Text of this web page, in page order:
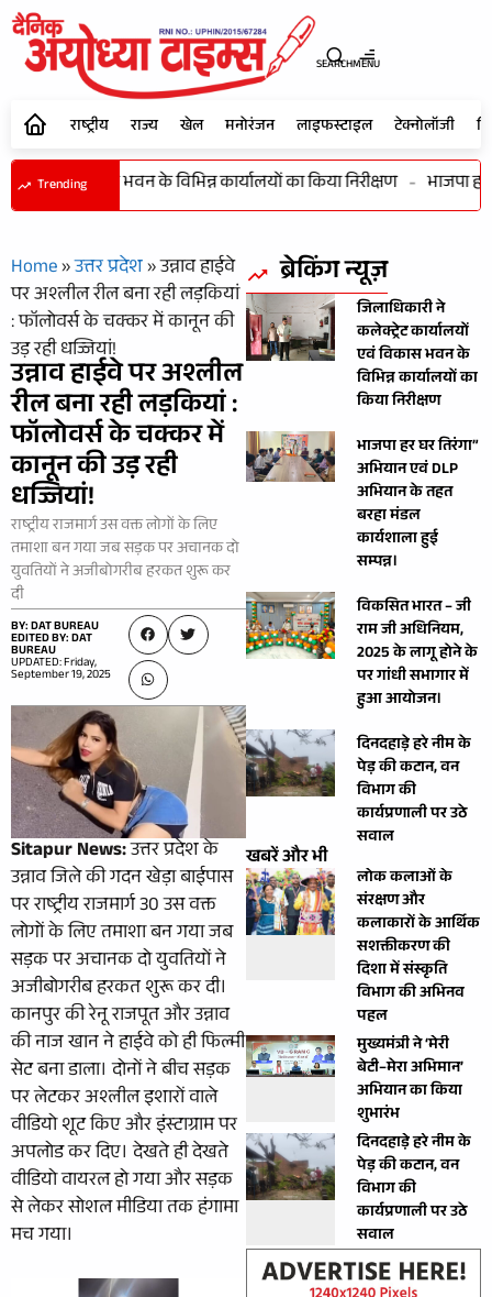
SEARCHMENU
राष्ट्रीय राज्य खेल मनोरंजन लाइफस्टाइल टेक्नोलॉजी
Trending
एवं विकास भवन के विभिन्न कार्यालयों का किया निरीक्षण - भाजपा हर
Home»उत्तर प्रदेश»उन्नाव हाईवे
पर अश्लील रील बना रही लड़कियां
: फॉलोवर्स के चक्कर में कानून की
उड़ रही धज्जियां!
उन्नाव हाईवे पर अश्लील
रील बना रही लड़कियां :
फॉलोवर्स के चक्कर में
कानून की उड़ रही
धज्जियां!
राष्ट्रीय राजमार्ग उस वक्त लोगों के लिए
तमाशा बन गया जब सड़क पर अचानक दो
युवतियों ने अजीबोगरीब हरकत शुरू कर
दी
BY: DAT BUREAU
EDITED BY: DAT
BUREAU
UPDATED: Friday,
September 19, 2025
Sitapur News:उत्तर प्रदेश के
उन्नाव जिले की गदन खेड़ा बाईपास
पर राष्ट्रीय राजमार्ग 30 उस वक्त
लोगों के लिए तमाशा बन गया जब
सड़क पर अचानक दो युवतियों ने
अजीबोगरीब हरकत शुरू कर दी।
कानपुर की रेनू राजपूत और उन्नाव
की नाज खान ने हाईवे को ही फिल्मी
सेट बना डाला। दोनों ने बीच सड़क
पर लेटकर अश्लील इशारों वाले
वीडियो शूट किए और इंस्टाग्राम पर
अपलोड कर दिए। देखते ही देखते
वीडियो वायरल हो गया और सड़क
से लेकर सोशल मीडिया तक हंगामा
मच गया।
ब्रेकिंग न्यूज़
जिलाधिकारी ने
कलेक्ट्रेट कार्यालयों
एवं विकास भवन के
विभिन्न कार्यालयों का
किया निरीक्षण
भाजपा हर घर तिरंगा”
अभियान एवं DLP
अभियान के तहत
बरहा मंडल
कार्यशाला हुई
सम्पन्न।
विकसित भारत – जी
राम जी अधिनियम,
2025 के लागू होने के
पर गांधी सभागार में
हुआ आयोजन।
दिनदहाड़े हरे नीम के
पेड़ की कटान, वन
विभाग की
कार्यप्रणाली पर उठे
सवाल
खबरें और भी
लोक कलाओं के
संरक्षण और
कलाकारों के आर्थिक
सशक्तीकरण की
दिशा में संस्कृति
विभाग की अभिनव
पहल
मुख्यमंत्री ने ‘मेरी
बेटी–मेरा अभिमान’
अभियान का किया
शुभारंभ
दिनदहाड़े हरे नीम के
पेड़ की कटान, वन
विभाग की
कार्यप्रणाली पर उठे
सवाल